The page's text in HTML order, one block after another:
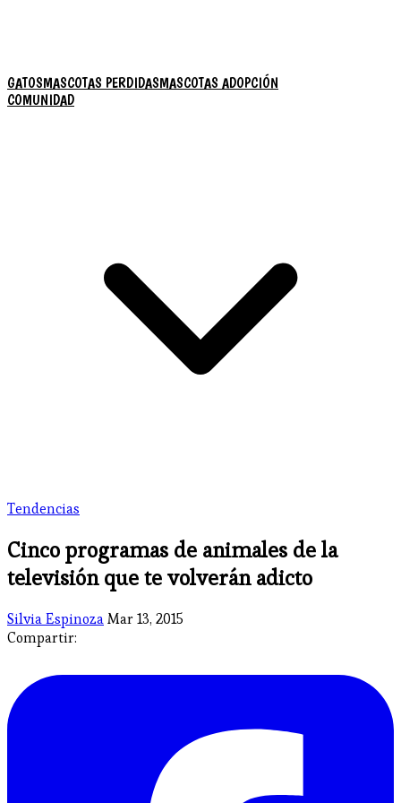
GATOSMASCOTAS PERDIDASMASCOTAS ADOPCIÓN
COMUNIDAD
Tendencias
Cinco programas de animales de la
televisión que te volverán adicto
Silvia EspinozaMar 13, 2015
Compartir: